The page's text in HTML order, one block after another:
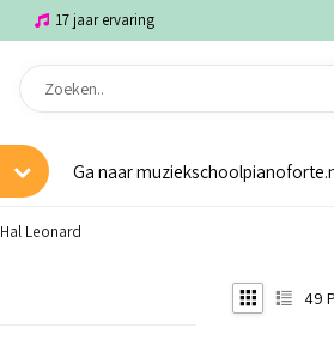
17 jaar ervaring
Ga naar
Hal Leonard
49